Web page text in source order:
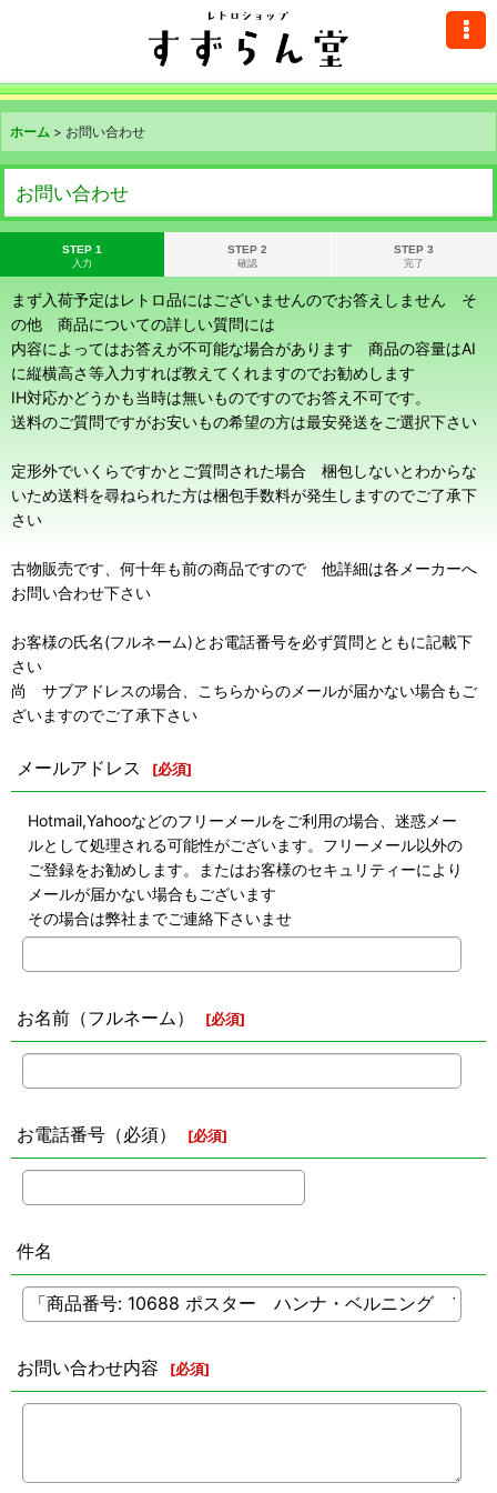
ホーム > お問い合わせ
お問い合わせ
STEP 1
入力
STEP 2
確認
STEP 3
完了
まず入荷予定はレトロ品にはございませんのでお答えしません そ
の他 商品についての詳しい質問には
内容によってはお答えが不可能な場合があります 商品の容量はAI
に縦横高さ等入力すれば教えてくれますのでお勧めします
IH対応かどうかも当時は無いものですのでお答え不可です。
送料のご質問ですがお安いもの希望の方は最安発送をご選択下さい
定形外でいくらですかとご質問された場合 梱包しないとわからな
いため送料を尋ねられた方は梱包手数料が発生しますのでご了承下
さい
古物販売です、何十年も前の商品ですので 他詳細は各メーカーへ
お問い合わせ下さい
お客様の氏名(フルネーム)とお電話番号を必ず質問とともに記載下
さい
尚 サブアドレスの場合、こちらからのメールが届かない場合もご
ざいますのでご了承下さい
メールアドレス [必須]
Hotmail,Yahooなどのフリーメールをご利用の場合、迷惑メー
ルとして処理される可能性がございます。フリーメール以外の
ご登録をお勧めします。またはお客様のセキュリティーにより
メールが届かない場合もございます
その場合は弊社までご連絡下さいませ
お名前（フルネーム） [必須]
お電話番号（必須） [必須]
件名
お問い合わせ内容 [必須]